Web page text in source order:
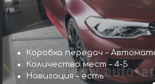
Коробка передач –
Количество мест – 4-5
Навигация – есть